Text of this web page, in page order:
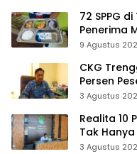
72 SPPG
Penerima
9 Agustus
CKG
Persen
Kejiwaan
3 Agustus
Realita 10
Tak
Kekerasan
3 Agustus